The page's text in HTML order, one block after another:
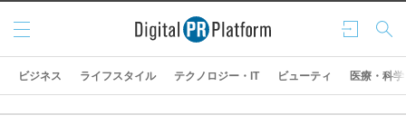
ログ
イン
検索
メニ
ュー
ビジネス ライフスタイル テクノロジー・IT ビューティ 医療・科学